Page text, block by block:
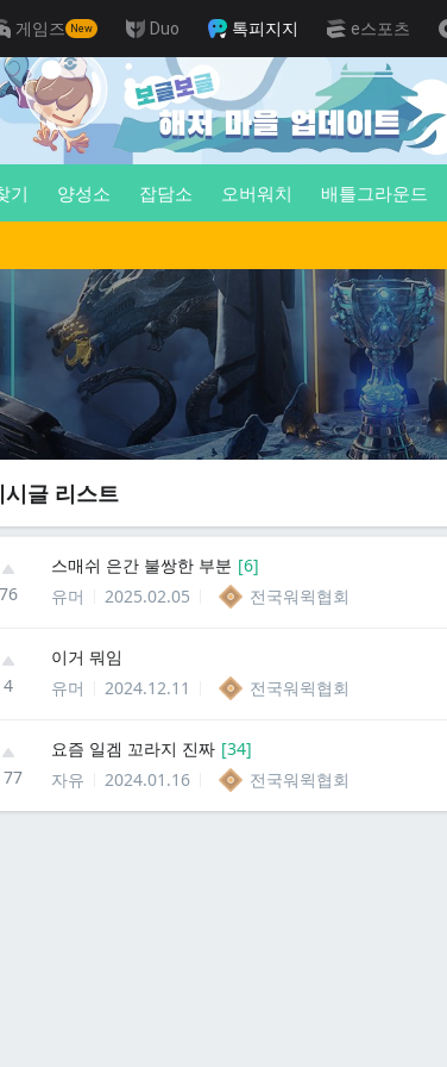
게임즈 New Duo 톡피지지 e스포츠
기 양성소 잡담소 오버워치 배틀그라운드
시글 리스트
76
스매쉬 은간 불쌍한 부분 [6]
유머
2025.02.05 전국워윅협회
4
이거 뭐임
유머
2024.12.11 전국워윅협회
요즘 일겜 꼬라지 진짜 [34]
자유
2024.01.16 전국워윅협회